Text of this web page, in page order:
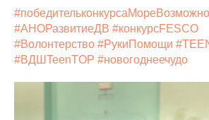
#АНОРазвитиеДВ #конкурсFESCO
#Волонтерство #РукиПомощи
#ВДШTeenTOP #новогоднеечудо